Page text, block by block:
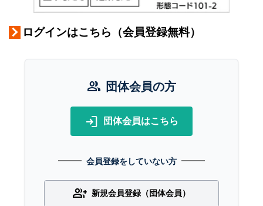
ログインはこちら（会員登録無料）
group 団体会員の方
login 団体会員はこちら
会員登録をしていない方
group_add 新規会員登録（団体会員）